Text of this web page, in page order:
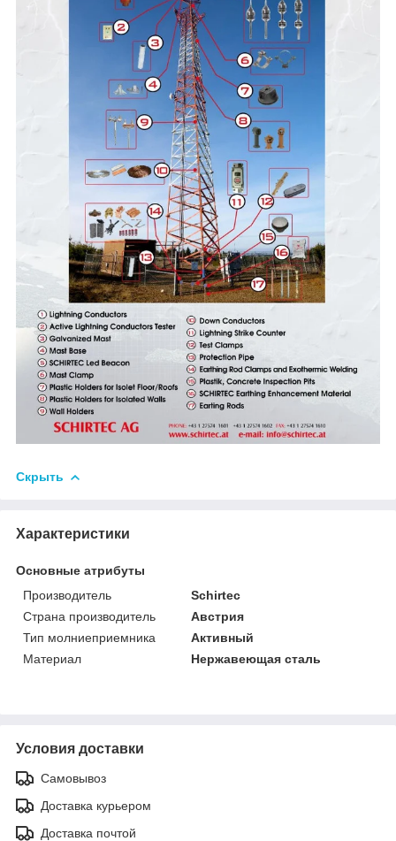
Скрыть
Характеристики
Основные атрибуты
Производитель
Schirtec
Страна производитель
Австрия
Тип молниеприемника
Активный
Материал
Нержавеющая сталь
Условия доставки
Самовывоз
Доставка курьером
Доставка почтой